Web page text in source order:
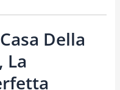
Della
La